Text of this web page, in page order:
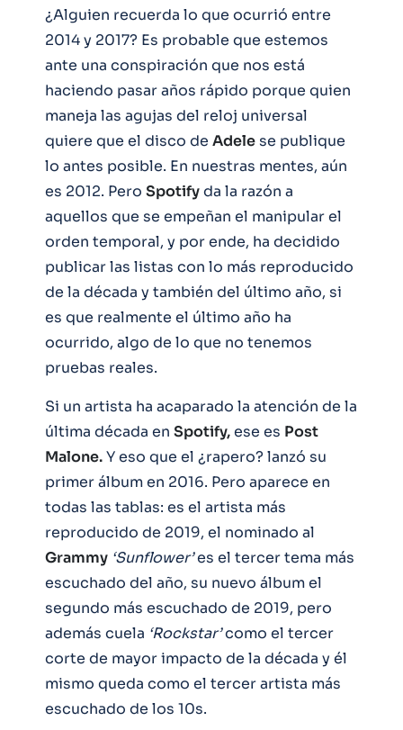
¿Alguien recuerda lo que ocurrió entre
2014 y 2017? Es probable que estemos
ante una conspiración que nos está
haciendo pasar años rápido porque quien
maneja las agujas del reloj universal
quiere que el disco de Adelese publique
lo antes posible. En nuestras mentes, aún
es 2012. Pero Spotifyda la razón a
aquellos que se empeñan el manipular el
orden temporal, y por ende, ha decidido
publicar las listas con lo más reproducido
de la década y también del último año, si
es que realmente el último año ha
ocurrido, algo de lo que no tenemos
pruebas reales.
Si un artista ha acaparado la atención de la
última década en Spotify,ese es Post
Malone.Y eso que el ¿rapero? lanzó su
primer álbum en 2016. Pero aparece en
todas las tablas: es el artista más
reproducido de 2019, el nominado al
Grammy ‘Sunflower’es el tercer tema más
escuchado del año, su nuevo álbum el
segundo más escuchado de 2019, pero
además cuela ‘Rockstar’como el tercer
corte de mayor impacto de la década y él
mismo queda como el tercer artista más
escuchado de los 10s.